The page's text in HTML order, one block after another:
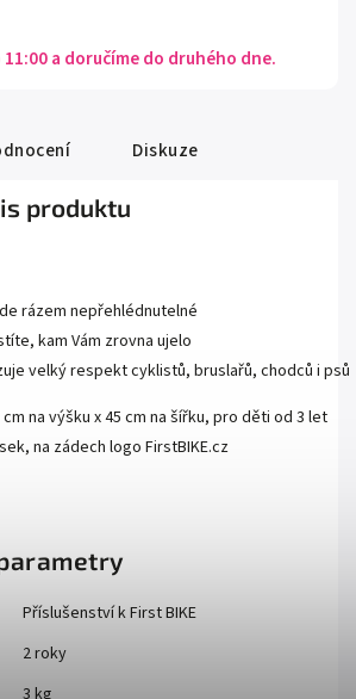
a doručíme do druhého dne.
Diskuze
produktu
rázem nepřehlédnutelné
kam Vám zrovna ujelo
velký respekt cyklistů, bruslařů, chodců i psů
na výšku x 45 cm na šířku, pro děti od 3 let
na zádech logo FirstBIKE.cz
Příslušenství k First BIKE
2 roky
3 kg